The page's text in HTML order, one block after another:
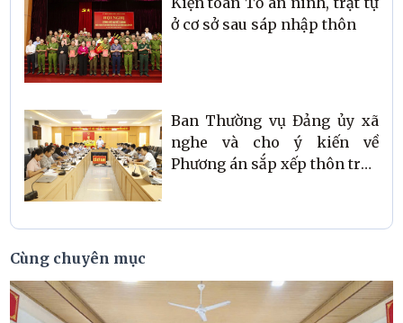
ở cơ sở sau sáp nhập thôn
Ban Thường vụ Đảng ủy xã
nghe và cho ý kiến về
Phương án sắp xếp thôn trên
Cùng chuyên mục